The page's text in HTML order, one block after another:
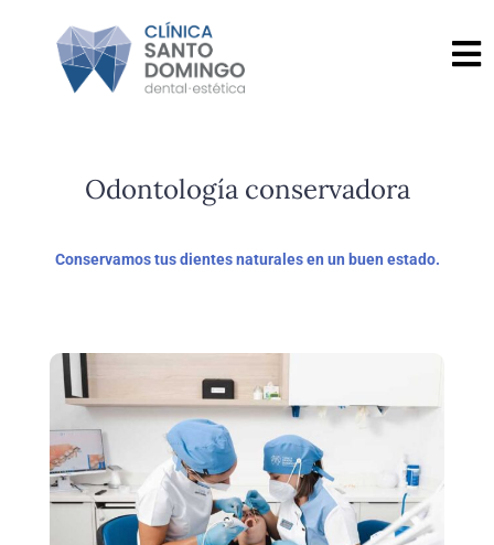
Odontología conservadora
Conservamos tus dientes naturales en un buen estado.